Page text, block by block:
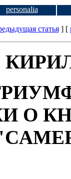
personalia
статья] [
О